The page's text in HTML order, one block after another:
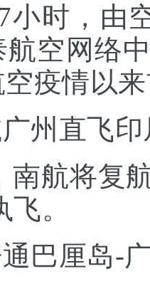
小时，由
空网络
疫情以
州直飞
航将复
。
巴厘岛-